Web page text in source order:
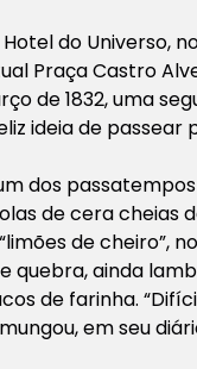
do Universo,
Praça Castro
de 1832, uma
ideia de passear
dos
de cera cheias
de cheiro”,
quebra, ainda
de farinha.
em seu